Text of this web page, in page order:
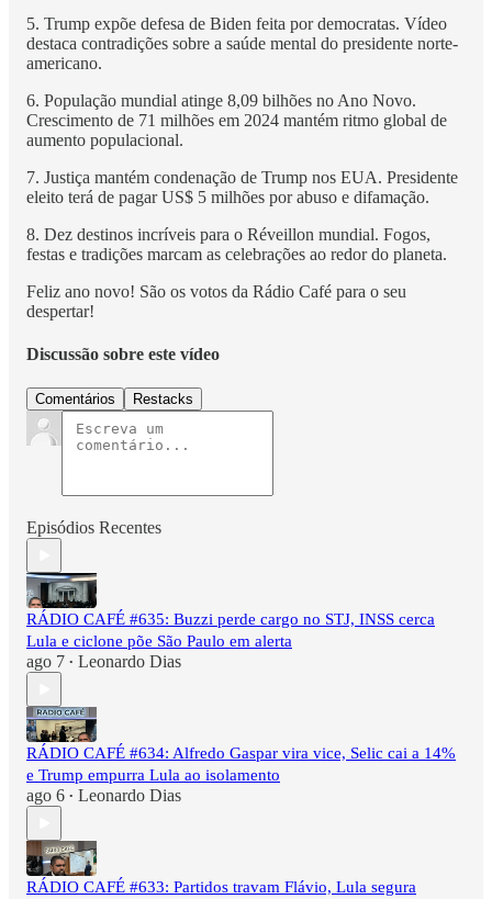
5. Trump expõe defesa de Biden feita por democratas. Vídeo
destaca contradições sobre a saúde mental do presidente norte-
americano.
6. População mundial atinge 8,09 bilhões no Ano Novo.
Crescimento de 71 milhões em 2024 mantém ritmo global de
aumento populacional.
7. Justiça mantém condenação de Trump nos EUA. Presidente
eleito terá de pagar US$ 5 milhões por abuso e difamação.
8. Dez destinos incríveis para o Réveillon mundial. Fogos,
festas e tradições marcam as celebrações ao redor do planeta.
Feliz ano novo! São os votos da Rádio Café para o seu
despertar!
Discussão sobre este vídeo
Comentários Restacks
Episódios Recentes
RÁDIO CAFÉ #635: Buzzi perde cargo no STJ, INSS cerca
Lula e ciclone põe São Paulo em alerta
ago 7 • Leonardo Dias
RÁDIO CAFÉ #634: Alfredo Gaspar vira vice, Selic cai a 14%
e Trump empurra Lula ao isolamento
ago 6 • Leonardo Dias
RÁDIO CAFÉ #633: Partidos travam Flávio, Lula segura